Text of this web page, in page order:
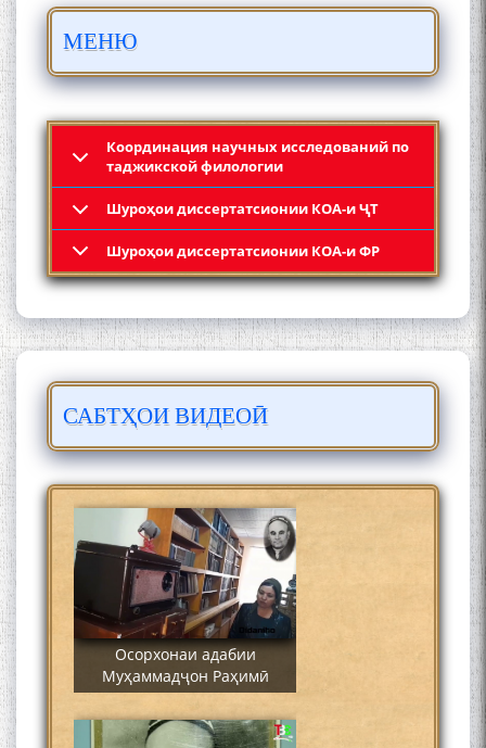
МЕНЮ
Координация научных исследований по
таджикской филологии
Шyроҳои диссертатсионии КОА-и ҶТ
Шyроҳои диссертатсионии КОА-и ФР
САБТҲОИ ВИДЕОӢ
БО 4 000 000 СОМОНӢ
ПАЙКАРА ВА ОСОРХОНАИ
ШУД!
Кадамчо Худои Шарифзода
Сайре дар Осорхона
Муҳаммадҷон Раҳимӣ
Осорхонаи адабии
Муҳаммадҷон Раҳимӣ